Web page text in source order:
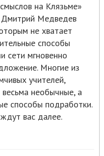
на Клязьме»
Дмитрий Медведев
не хватает
способы
сети мгновенно
Многие из
учителей,
необычные, а
способы подработки.
вас далее.